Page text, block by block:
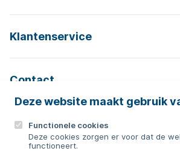
Deze website maakt gebruik
Functionele cookies
Deze cookies zorgen er voor dat de
functioneert.
Klantenservice
Contact
Contact